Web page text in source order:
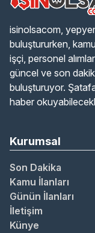
isinolsacom,
buluştururken,
işçi, personel
güncel ve son
buluşturuyor.
haber
Kurumsal
Son Dakika
Kamu İlanları
Günün İlanları
İletişim
Künye